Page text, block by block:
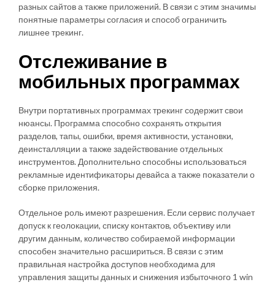
разных сайтов а также приложений. В связи с этим значимы
понятные параметры согласия и способ ограничить
лишнее трекинг.
Отслеживание в
мобильных программах
Внутри портативных программах трекинг содержит свои
нюансы. Программа способно сохранять открытия
разделов, тапы, ошибки, время активности, установки,
деинсталляции а также задействование отдельных
инструментов. Дополнительно способны использоваться
рекламные идентификаторы девайса а также показатели о
сборке приложения.
Отдельное роль имеют разрешения. Если сервис получает
допуск к геолокации, списку контактов, объективу или
другим данным, количество собираемой информации
способен значительно расшириться. В связи с этим
правильная настройка доступов необходима для
управления защиты данных и снижения избыточного 1 win